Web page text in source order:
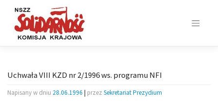
content
Uchwała VIII KZD nr 2/1996 ws. programu NFI
Napisany w dniu 28.06.1996 | przez Sekretariat Prezydium